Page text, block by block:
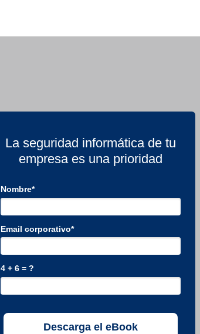
La seguridad informática de tu
empresa es una prioridad
Nombre*
Email corporativo*
4 + 6 = ?
Descarga el eBook